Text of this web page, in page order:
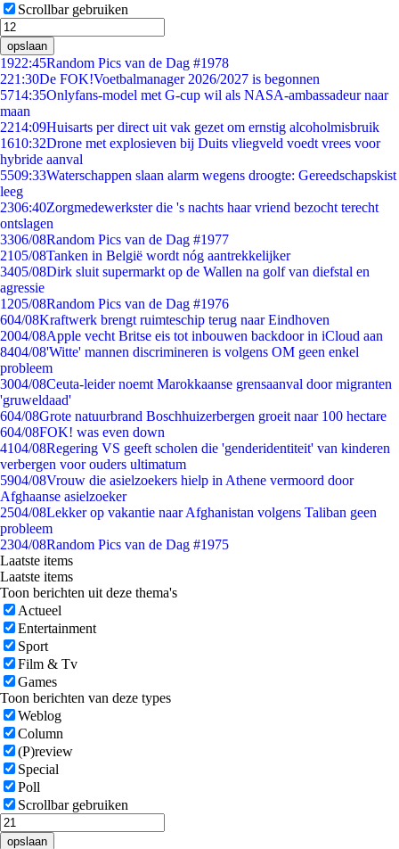
Scrollbar gebruiken
opslaan
1922:45Random Pics van de Dag #1978
221:30De FOK!Voetbalmanager 2026/2027 is begonnen
5714:35Onlyfans-model met G-cup wil als NASA-ambassadeur naar
maan
2214:09Huisarts per direct uit vak gezet om ernstig alcoholmisbruik
1610:32Drone met explosieven bij Duits vliegveld voedt vrees voor
hybride aanval
5509:33Waterschappen slaan alarm wegens droogte: Gereedschapskist
leeg
2306:40Zorgmedewerkster die 's nachts haar vriend bezocht terecht
ontslagen
3306/08Random Pics van de Dag #1977
2105/08Tanken in België wordt nóg aantrekkelijker
3405/08Dirk sluit supermarkt op de Wallen na golf van diefstal en
agressie
1205/08Random Pics van de Dag #1976
604/08Kraftwerk brengt ruimteschip terug naar Eindhoven
2004/08Apple vecht Britse eis tot inbouwen backdoor in iCloud aan
8404/08'Witte' mannen discrimineren is volgens OM geen enkel
probleem
3004/08Ceuta-leider noemt Marokkaanse grensaanval door migranten
'gruweldaad'
604/08Grote natuurbrand Boschhuizerbergen groeit naar 100 hectare
604/08FOK! was even down
4104/08Regering VS geeft scholen die 'genderidentiteit' van kinderen
verbergen voor ouders ultimatum
5904/08Vrouw die asielzoekers hielp in Athene vermoord door
Afghaanse asielzoeker
2504/08Lekker op vakantie naar Afghanistan volgens Taliban geen
probleem
2304/08Random Pics van de Dag #1975
Laatste items
Laatste items
Toon berichten uit deze thema's
Actueel
Entertainment
Sport
Film & Tv
Games
Toon berichten van deze types
Weblog
Column
(P)review
Special
Poll
Scrollbar gebruiken
opslaan